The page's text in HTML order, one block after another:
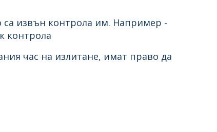
са извън контрола им. Например -
контрола
час на излитане, имат право да